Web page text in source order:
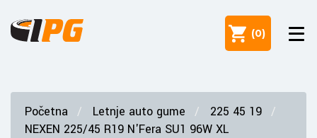
(0)
Početna Letnje auto gume
225 45 19
NEXEN 225/45 R19 N'Fera SU1 96W XL